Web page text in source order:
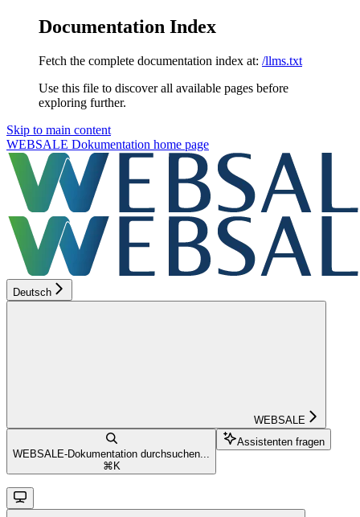
Documentation Index
Fetch the complete documentation index at: /llms.txt
Use this file to discover all available pages before
exploring further.
Skip to main content
WEBSALE Dokumentation home page
Deutsch
WEBSALE
WEBSALE-Dokumentation durchsuchen...
⌘ K
Assistenten fragen